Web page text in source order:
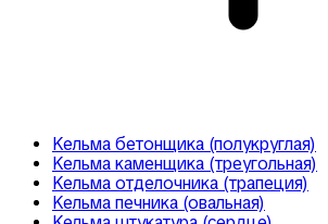
Кельма бетонщика (полукруглая)
Кельма каменщика (треугольная)
Кельма отделочника (трапеция)
Кельма печника (овальная)